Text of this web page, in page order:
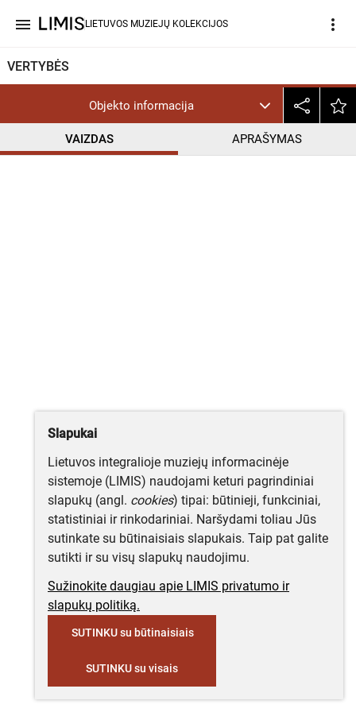
menu LIETUVOS MUZIEJŲ KOLEKCIJOS more_vert
VERTYBĖS
Objekto informacija
VAIZDAS APRAŠYMAS
Slapukai
Lietuvos integralioje muziejų informacinėje
sistemoje (LIMIS) naudojami keturi pagrindiniai
slapukų (angl. cookies) tipai: būtinieji, funkciniai,
statistiniai ir rinkodariniai. Naršydami toliau Jūs
sutinkate su būtinaisiais slapukais. Taip pat galite
sutikti ir su visų slapukų naudojimu.
Sužinokite daugiau apie LIMIS privatumo ir
slapukų politiką.
SUTINKU su būtinaisiais
SUTINKU su visais